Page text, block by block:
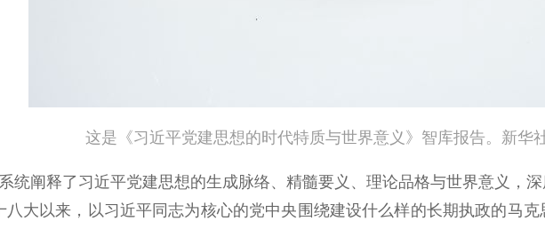
这是《习近平党建思想的时代特质与世界意义》智库报告。新华
阐释了习近平党建思想的生成脉络、精髓要义、理论品格与世界意义，
八大以来，以习近平同志为核心的党中央围绕建设什么样的长期执政的马